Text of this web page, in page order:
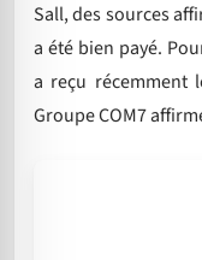
Sall, des sources
a été bien payé.
a reçu récemment
Groupe COM7